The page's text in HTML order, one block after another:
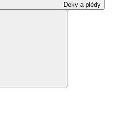
Deky a plédy